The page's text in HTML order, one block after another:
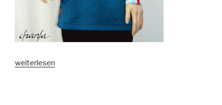
„Pullover
weiterlesen